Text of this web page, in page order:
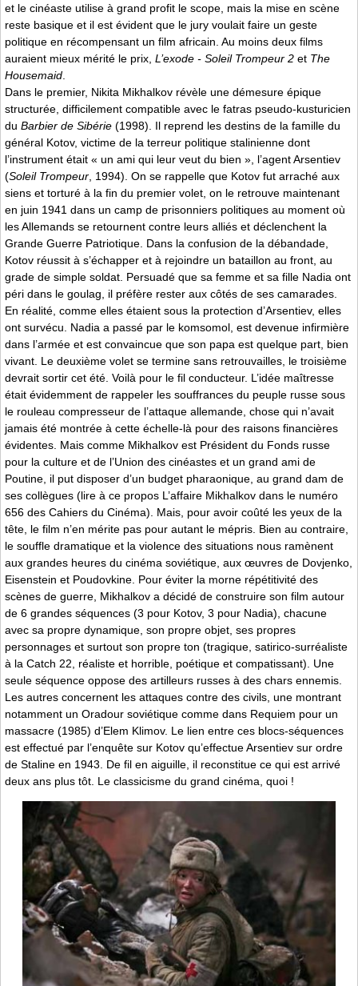
et le cinéaste utilise à grand profit le scope, mais la mise en scène
reste basique et il est évident que le jury voulait faire un geste
politique en récompensant un film africain. Au moins deux films
auraient mieux mérité le prix, L’exode - Soleil Trompeur 2 et The
Housemaid
Dans le premier, Nikita Mikhalkov révèle une démesure épique
structurée, difficilement compatible avec le fatras pseudo-kusturicien
du Barbier de Sibérie (1998). Il reprend les destins de la famille du
général Kotov, victime de la terreur politique stalinienne dont
l’instrument était « un ami qui leur veut du bien », l’agent Arsentiev
(Soleil Trompeur , 1994). On se rappelle que Kotov fut arraché aux
siens et torturé à la fin du premier volet, on le retrouve maintenant
en juin 1941 dans un camp de prisonniers politiques au moment où
les Allemands se retournent contre leurs alliés et déclenchent la
Grande Guerre Patriotique. Dans la confusion de la débandade,
Kotov réussit à s’échapper et à rejoindre un bataillon au front, au
grade de simple soldat. Persuadé que sa femme et sa fille Nadia ont
péri dans le goulag, il préfère rester aux côtés de ses camarades.
En réalité, comme elles étaient sous la protection d’Arsentiev, elles
ont survécu. Nadia a passé par le komsomol, est devenue infirmière
dans l’armée et est convaincue que son papa est quelque part, bien
vivant. Le deuxième volet se termine sans retrouvailles, le troisième
devrait sortir cet été. Voilà pour le fil conducteur. L’idée maîtresse
était évidemment de rappeler les souffrances du peuple russe sous
le rouleau compresseur de l’attaque allemande, chose qui n’avait
jamais été montrée à cette échelle-là pour des raisons financières
évidentes. Mais comme Mikhalkov est Président du Fonds russe
pour la culture et de l’Union des cinéastes et un grand ami de
Poutine, il put disposer d’un budget pharaonique, au grand dam de
ses collègues (lire à ce propos L’affaire Mikhalkov dans le numéro
656 des Cahiers du Cinéma). Mais, pour avoir coûté les yeux de la
tête, le film n’en mérite pas pour autant le mépris. Bien au contraire,
le souffle dramatique et la violence des situations nous ramènent
aux grandes heures du cinéma soviétique, aux œuvres de Dovjenko,
Eisenstein et Poudovkine. Pour éviter la morne répétitivité des
scènes de guerre, Mikhalkov a décidé de construire son film autour
de 6 grandes séquences (3 pour Kotov, 3 pour Nadia), chacune
avec sa propre dynamique, son propre objet, ses propres
personnages et surtout son propre ton (tragique, satirico-surréaliste
à la Catch 22, réaliste et horrible, poétique et compatissant). Une
seule séquence oppose des artilleurs russes à des chars ennemis.
Les autres concernent les attaques contre des civils, une montrant
notamment un Oradour soviétique comme dans Requiem pour un
massacre (1985) d’Elem Klimov. Le lien entre ces blocs-séquences
est effectué par l’enquête sur Kotov qu’effectue Arsentiev sur ordre
de Staline en 1943. De fil en aiguille, il reconstitue ce qui est arrivé
deux ans plus tôt. Le classicisme du grand cinéma, quoi !